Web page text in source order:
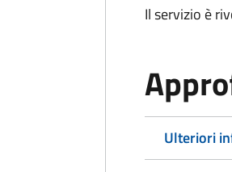
Il servizio è
Ulteriori